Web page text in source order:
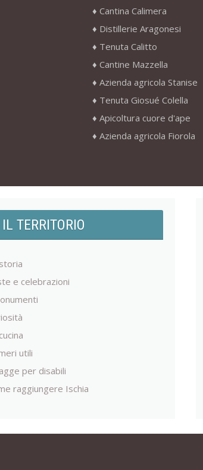
Cantina Calimera
Distillerie Aragonesi
Tenuta Calitto
Cantine Mazzella
Azienda agricola Stanise
Tenuta Giosué Colella
Apicoltura cuore d'ape
Azienda agricola Fiorola
IL TERRITORIO
e celebrazioni
utili
per disabili
raggiungere Ischia